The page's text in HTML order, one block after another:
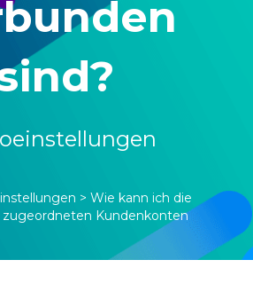
> Wie kann ich die
Kundenkonten